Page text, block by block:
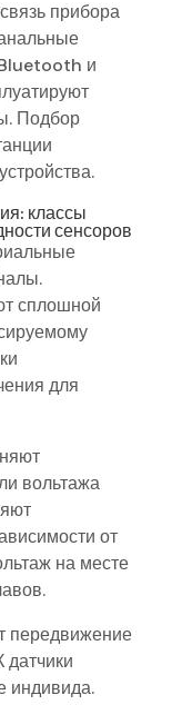
прибора
и
Подбор
классы
сенсоров
сплошной
для
вольтажа
от
на месте
передвижение
датчики
индивида.